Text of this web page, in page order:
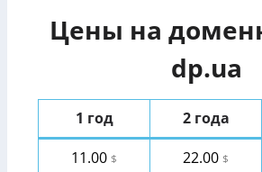
Цены на
dp.ua
1 год 2 года
11.00 $ 22.00 $